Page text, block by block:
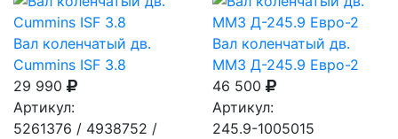
Вал коленчатый дв.
Cummins ISF 3.8
29 990
Артикул:
5261376 / 4938752 /
Вал коленчатый дв.
ММЗ Д-245.9 Евро-2
46 500
Артикул:
245.9-1005015